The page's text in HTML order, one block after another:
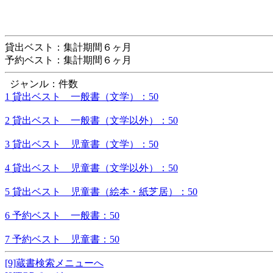
貸出ベスト：集計期間６ヶ月
予約ベスト：集計期間６ヶ月
ジャンル：件数
1 貸出ベスト 一般書（文学）：50
2 貸出ベスト 一般書（文学以外）：50
3 貸出ベスト 児童書（文学）：50
4 貸出ベスト 児童書（文学以外）：50
5 貸出ベスト 児童書（絵本・紙芝居）：50
6 予約ベスト 一般書：50
7 予約ベスト 児童書：50
[9]蔵書検索メニューへ